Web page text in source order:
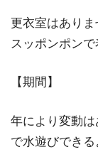
更衣室はあり
スッポンポンで
【期間】
年により変動
で水遊びできる